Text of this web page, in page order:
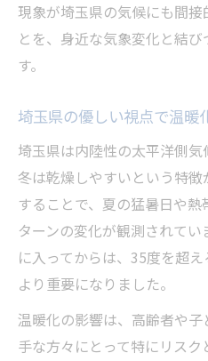
現象が埼玉県の気候にも間
とを、身近な気象変化と結
す。
埼玉県の優しい視点で温暖
埼玉県は内陸性の太平洋側気
冬は乾燥しやすいという特
することで、夏の猛暑日や
ターンの変化が観測されて
に入ってからは、35度を超
より重要になりました。
温暖化の影響は、高齢者や
手な方々にとって特にリス